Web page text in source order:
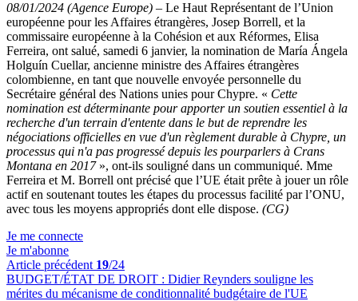
08/01/2024 (Agence Europe) – Le Haut Représentant de l’Union
européenne pour les Affaires étrangères, Josep Borrell, et la
commissaire européenne à la Cohésion et aux Réformes, Elisa
Ferreira, ont salué, samedi 6 janvier, la nomination de María Ángela
Holguín Cuellar, ancienne ministre des Affaires étrangères
colombienne, en tant que nouvelle envoyée personnelle du
Secrétaire général des Nations unies pour Chypre. « Cette
nomination est déterminante pour apporter un soutien essentiel à la
recherche d'un terrain d'entente dans le but de reprendre les
négociations officielles en vue d'un règlement durable à Chypre, un
processus qui n'a pas progressé depuis les pourparlers à Crans
Montana en 2017», ont-ils souligné dans un communiqué. Mme
Ferreira et M. Borrell ont précisé que l’UE était prête à jouer un rôle
actif en soutenant toutes les étapes du processus facilité par l’ONU,
avec tous les moyens appropriés dont elle dispose. (CG)
Je me connecte
Je m'abonne
Article précédent 19/24
BUDGET/ÉTAT DE DROIT : Didier Reynders souligne les
mérites du mécanisme de conditionnalité budgétaire de l'UE